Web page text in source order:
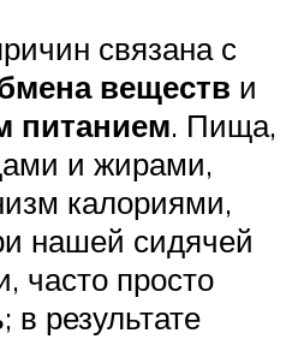
связана с
веществ и
питанием. Пища,
и жирами,
калориями,
нашей сидячей
часто просто
в результате